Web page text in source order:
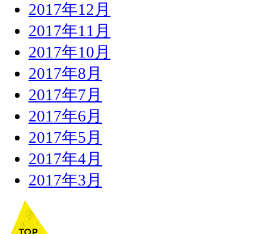
2017年12月
2017年11月
2017年10月
2017年8月
2017年7月
2017年6月
2017年5月
2017年4月
2017年3月